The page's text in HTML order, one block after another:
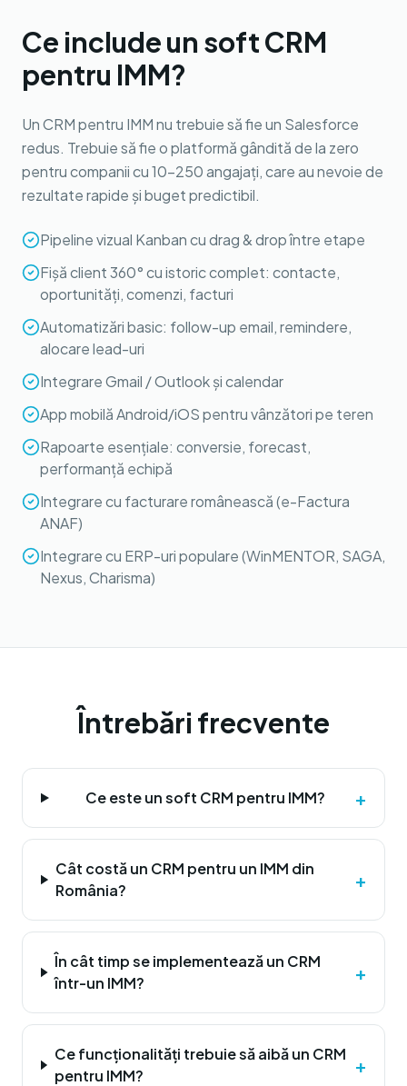
Ce include un soft CRM
pentru IMM?
Un CRM pentru IMM nu trebuie să fie un Salesforce
redus. Trebuie să fie o platformă gândită de la zero
pentru companii cu 10-250 angajați, care au nevoie de
rezultate rapide și buget predictibil.
Pipeline vizual Kanban cu drag & drop între etape
Fișă client 360° cu istoric complet: contacte,
oportunități, comenzi, facturi
Automatizări basic: follow-up email, remindere,
alocare lead-uri
Integrare Gmail / Outlook și calendar
App mobilă Android/iOS pentru vânzători pe teren
Rapoarte esențiale: conversie, forecast,
performanță echipă
Integrare cu facturare românească (e-Factura
ANAF)
Integrare cu ERP-uri populare (WinMENTOR, SAGA,
Nexus, Charisma)
Întrebări frecvente
Ce este un soft CRM pentru IMM? +
Cât costă un CRM pentru un IMM din
România?
+
În cât timp se implementează un CRM
într-un IMM?
+
Ce funcționalități trebuie să aibă un CRM
pentru IMM?
+